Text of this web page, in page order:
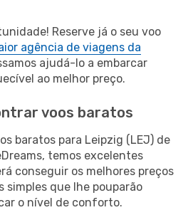
Reserve já o seu voo
agência de viagens da
ajudá-lo a embarcar
ao melhor preço.
voos baratos
baratos para Leipzig (LEJ) de
temos excelentes
conseguir os melhores preços
simples que lhe pouparão
o nível de conforto.